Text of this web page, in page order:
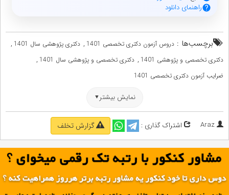
راهنمای دانلود
برچسب‌ها : دروس آزمون دکتری تخصصی 1401 , دکتری پژوهشی سال 1401 ,
دکتری تخصصی و پژوهشی 1401 , دکتری تخصصی و پژوهشی سال 1401 ,
ضرایب آزمون دکتری تخصصی 1401
نمایش بیشتر
Araz اشتراک گذاری : گزارش تخلف